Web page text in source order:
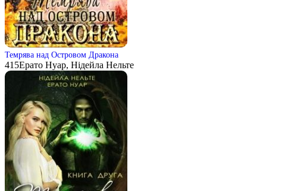
Темрява над Островом Дракона
415Ерато Нуар, Нідейла Нельте